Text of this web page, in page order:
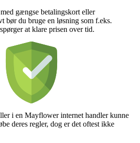
gængse betalingskort eller
bør du bruge en løsning som f.eks.
at klare prisen over tid.
i en Mayflower internet handler kunne
deres regler, dog er det oftest ikke